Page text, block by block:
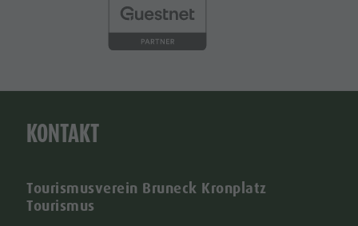
KONTAKT
Tourismusverein Bruneck Kronplatz
Tourismus